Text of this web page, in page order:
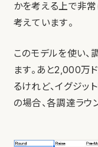
かを考える上で非
考えています。
このモデルを使い、
ます。あと2,000万
るけれど、イグジ
の場合、各調達ラウ